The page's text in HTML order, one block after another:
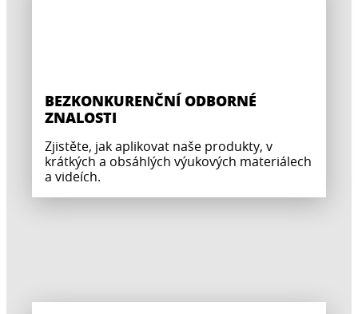
BEZKONKURENČNÍ ODBORNÉ
ZNALOSTI
Zjistěte, jak aplikovat naše produkty, v
krátkých a obsáhlých výukových materiálech
a videích.